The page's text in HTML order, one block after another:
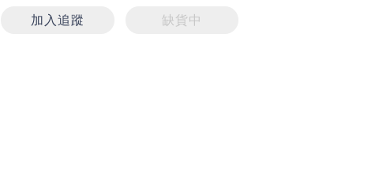
加入追蹤 缺貨中